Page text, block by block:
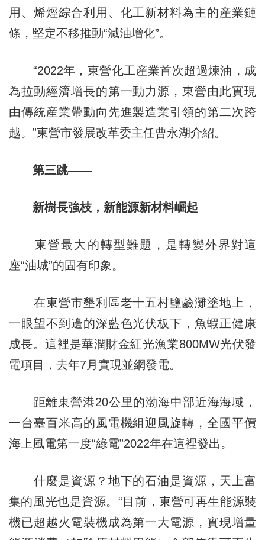
用、烯烴綜合利用、化工新材料為主的産業鏈
條，堅定不移推動“減油增化”。
“2022年，東營化工産業首次超過煉油，成
為拉動經濟增長的第一動力源，東營由此實現
由傳統産業帶動向先進製造業引領的第二次跨
越。”東營市發展改革委主任曹永湖介紹。
第三跳——
新樹長強枝，新能源新材料崛起
東營最大的轉型難題，是轉變外界對這
座“油城”的固有印象。
在東營市墾利區老十五村鹽鹼灘塗地上，
一眼望不到邊的深藍色光伏板下，魚蝦正健康
成長。這裡是華潤財金紅光漁業800MW光伏發
電項目，去年7月實現並網發電。
距離東營港20公里的渤海中部近海海域，
一台臺百米高的風電機組迎風旋轉，全國平價
海上風電第一度“綠電”2022年在這裡發出。
什麼是資源？地下的石油是資源，天上富
集的風光也是資源。“目前，東營可再生能源裝
機已超越火電裝機成為第一大電源，實現增量